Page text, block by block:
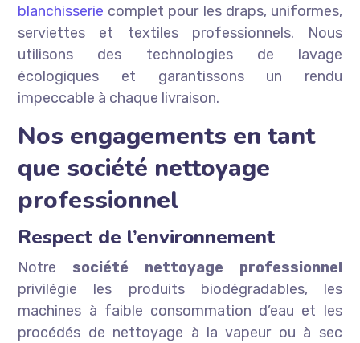
blanchisserie complet pour les draps, uniformes,
serviettes et textiles professionnels. Nous
utilisons des technologies de lavage
écologiques et garantissons un rendu
impeccable à chaque livraison.
Nos engagements en tant
que société nettoyage
professionnel
Respect de l’environnement
Notre société nettoyage professionnel
privilégie les produits biodégradables, les
machines à faible consommation d’eau et les
procédés de nettoyage à la vapeur ou à sec